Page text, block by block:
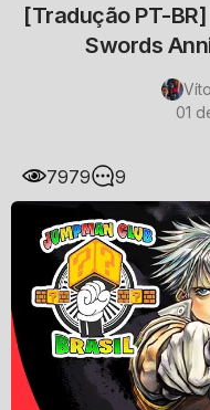
[Tradução PT-
Swords
01
7979 9